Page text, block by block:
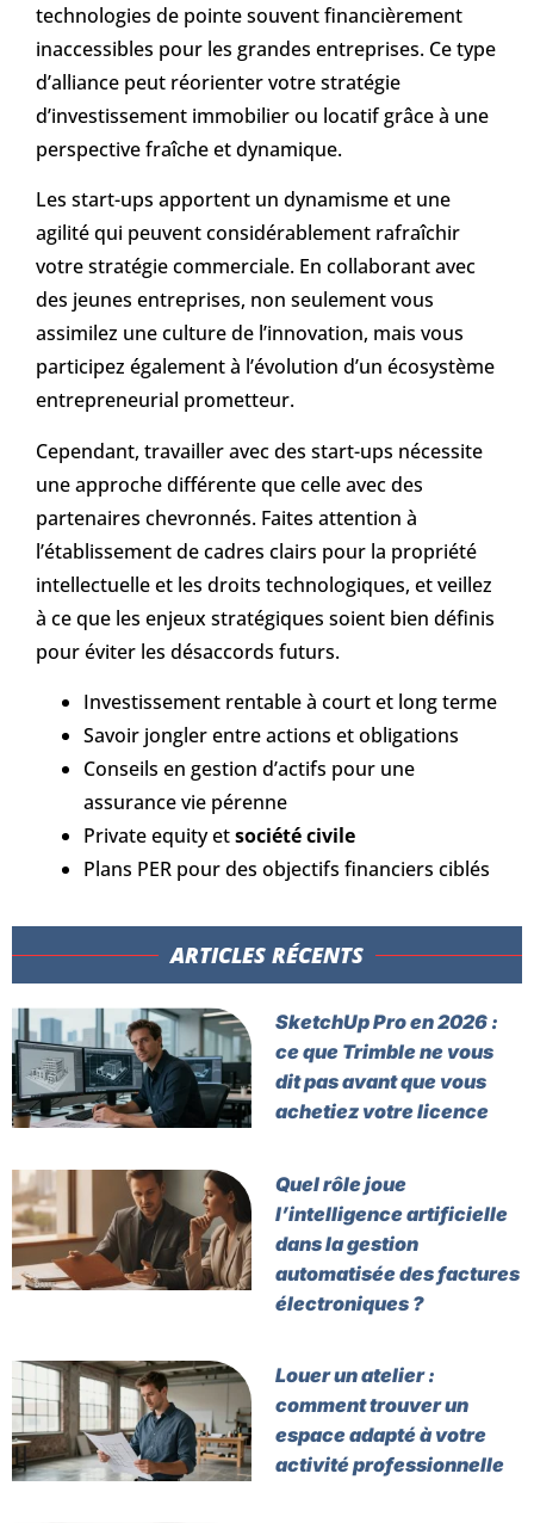
technologies de pointe souvent financièrement
inaccessibles pour les grandes entreprises. Ce type
d’alliance peut réorienter votre stratégie
d’investissement immobilier ou locatif grâce à une
perspective fraîche et dynamique.
Les start-ups apportent un dynamisme et une
agilité qui peuvent considérablement rafraîchir
votre stratégie commerciale. En collaborant avec
des jeunes entreprises, non seulement vous
assimilez une culture de l’innovation, mais vous
participez également à l’évolution d’un écosystème
entrepreneurial prometteur.
Cependant, travailler avec des start-ups nécessite
une approche différente que celle avec des
partenaires chevronnés. Faites attention à
l’établissement de cadres clairs pour la propriété
intellectuelle et les droits technologiques, et veillez
à ce que les enjeux stratégiques soient bien définis
pour éviter les désaccords futurs.
Investissement rentable à court et long terme
Savoir jongler entre actions et obligations
Conseils en gestion d’actifs pour une
assurance vie pérenne
Private equity etsociété civile
Plans PER pour des objectifs financiers ciblés
ARTICLES RÉCENTS​
SketchUp Pro en 2026 :
ce que Trimble ne vous
dit pas avant que vous
achetiez votre licence
Quel rôle joue
l’intelligence artificielle
dans la gestion
automatisée des factures
électroniques ?
Louer un atelier :
comment trouver un
espace adapté à votre
activité professionnelle